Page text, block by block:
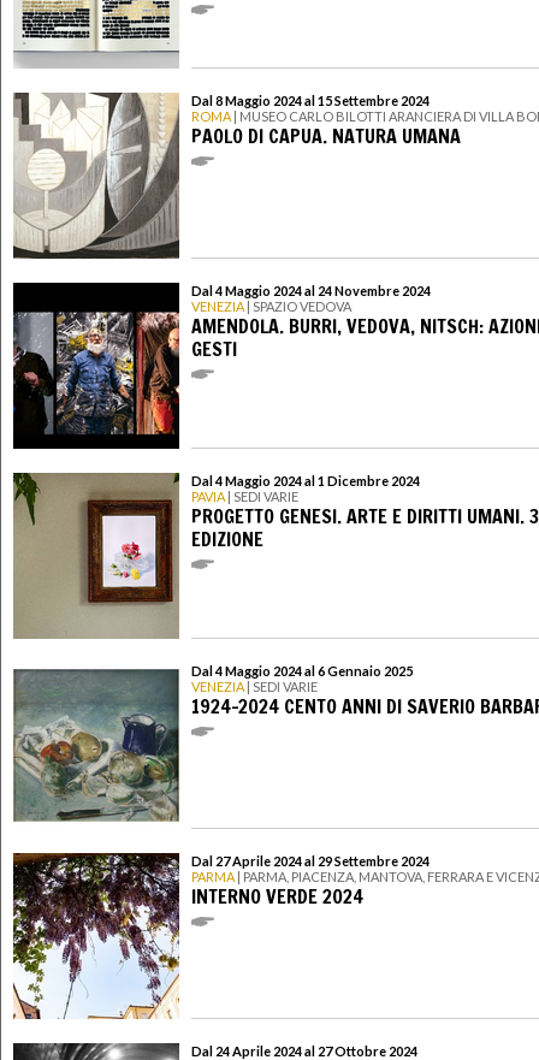
Dal 8 Maggio 2024 al 15 Settembre 2024
ROMA | MUSEO CARLO BILOTTI ARANCIERA DI VILLA
PAOLO DI CAPUA. NATURA UMANA
Dal 4 Maggio 2024 al 24 Novembre 2024
VENEZIA | SPAZIO VEDOVA
AMENDOLA. BURRI, VEDOVA, NITSCH:
GESTI
Dal 4 Maggio 2024 al 1 Dicembre 2024
PAVIA | SEDI VARIE
PROGETTO GENESI. ARTE E DIRITTI UMANI.
EDIZIONE
Dal 4 Maggio 2024 al 6 Gennaio 2025
VENEZIA | SEDI VARIE
1924-2024 CENTO ANNI DI SAVERIO
Dal 27 Aprile 2024 al 29 Settembre 2024
PARMA | PARMA, PIACENZA, MANTOVA, FERRARA E
INTERNO VERDE 2024
Dal 24 Aprile 2024 al 27 Ottobre 2024